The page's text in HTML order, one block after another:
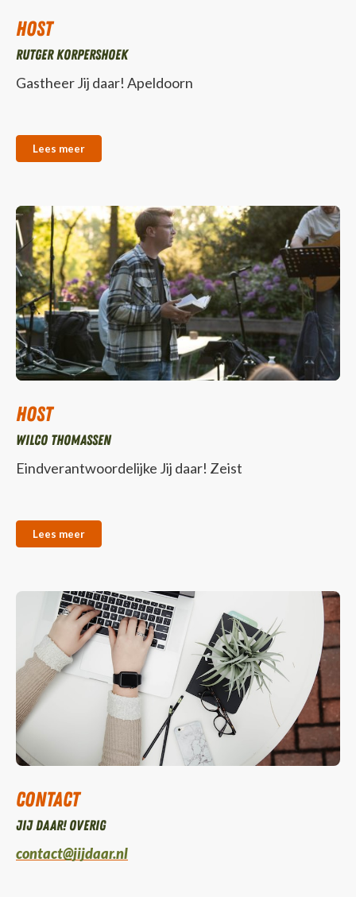
Host
Rutger Korpershoek
Gastheer Jij daar! Apeldoorn
Lees meer
Host
Wilco Thomassen
Eindverantwoordelijke Jij daar! Zeist
Lees meer
Contact
Jij daar! Overig
contact@jijdaar.nl